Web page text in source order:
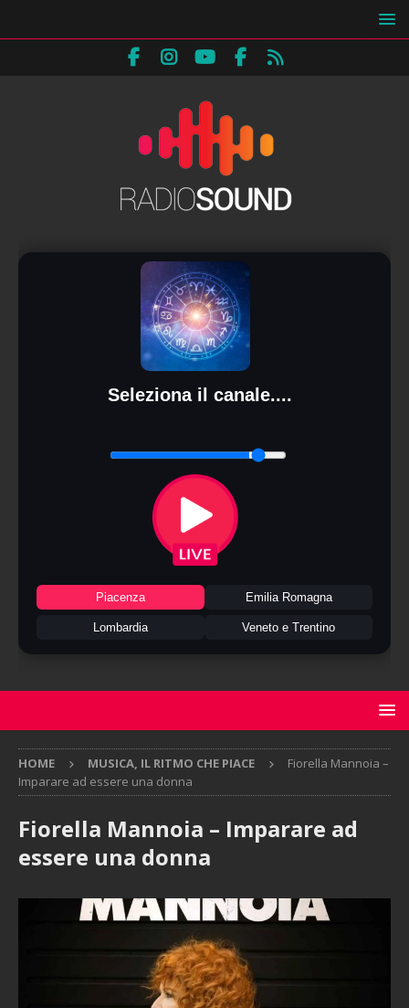
Seleziona il canale....
Piacenza Emilia Romagna
Lombardia Veneto e Trentino
HOME MUSICA, IL RITMO CHE PIACE
Fiorella Mannoia –
Imparare ad essere una donna
Fiorella Mannoia – Imparare ad
essere una donna